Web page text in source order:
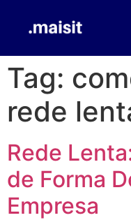
Tag:
rede
Rede
de Forma
Empresa